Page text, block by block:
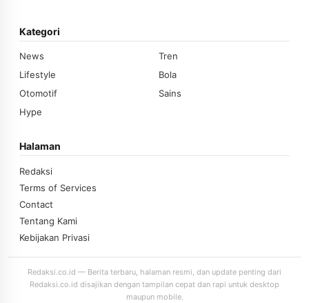
Kategori
News
Tren
Lifestyle
Bola
Otomotif
Sains
Hype
Halaman
Redaksi
Terms of Services
Contact
Tentang Kami
Kebijakan Privasi
Redaksi.co.id — Berita terbaru, halaman resmi, dan update penting dari
Redaksi.co.id disajikan dengan tampilan cepat dan rapi untuk desktop
maupun mobile.